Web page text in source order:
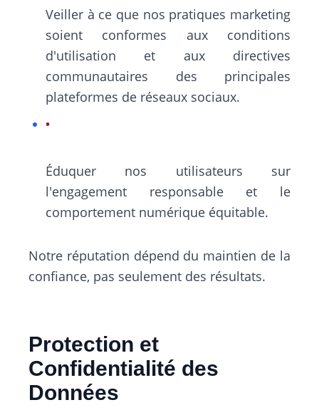
Veiller à ce que nos pratiques marketing
soient conformes aux conditions
d'utilisation et aux directives
communautaires des principales
plateformes de réseaux sociaux.
Éduquer nos utilisateurs sur
l'engagement responsable et le
comportement numérique équitable.
Notre réputation dépend du maintien de la
confiance, pas seulement des résultats.
Protection et
Confidentialité des
Données